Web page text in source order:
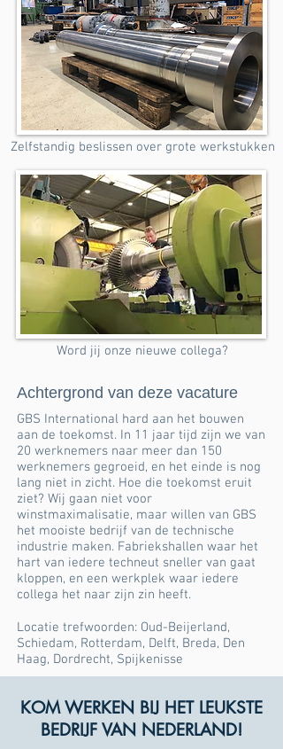
Zelfstandig beslissen over grote werkstukken
Word jij onze nieuwe collega?
Achtergrond van deze vacature
GBS International hard aan het bouwen
aan de toekomst. In 11 jaar tijd zijn we van
20 werknemers naar meer dan 150
werknemers gegroeid, en het einde is nog
lang niet in zicht. Hoe die toekomst eruit
ziet? Wij gaan niet voor
winstmaximalisatie, maar willen van GBS
het mooiste bedrijf van de technische
industrie maken. Fabriekshallen waar het
hart van iedere techneut sneller van gaat
kloppen, en een werkplek waar iedere
collega het naar zijn zin heeft.
Locatie trefwoorden: Oud-Beijerland,
Schiedam, Rotterdam, Delft, Breda, Den
Haag, Dordrecht, Spijkenisse
KOM WERKEN BIJ HET LEUKSTE
BEDRIJF VAN NEDERLAND!